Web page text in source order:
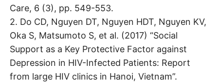
Care, 6 (3), pp. 549-553.
2. Do CD, Nguyen DT, Nguyen HDT, Nguyen KV,
Oka S, Matsumoto S, et al. (2017) “Social
Support as a Key Protective Factor against
Depression in HIV-Infected Patients: Report
from large HIV clinics in Hanoi, Vietnam”.